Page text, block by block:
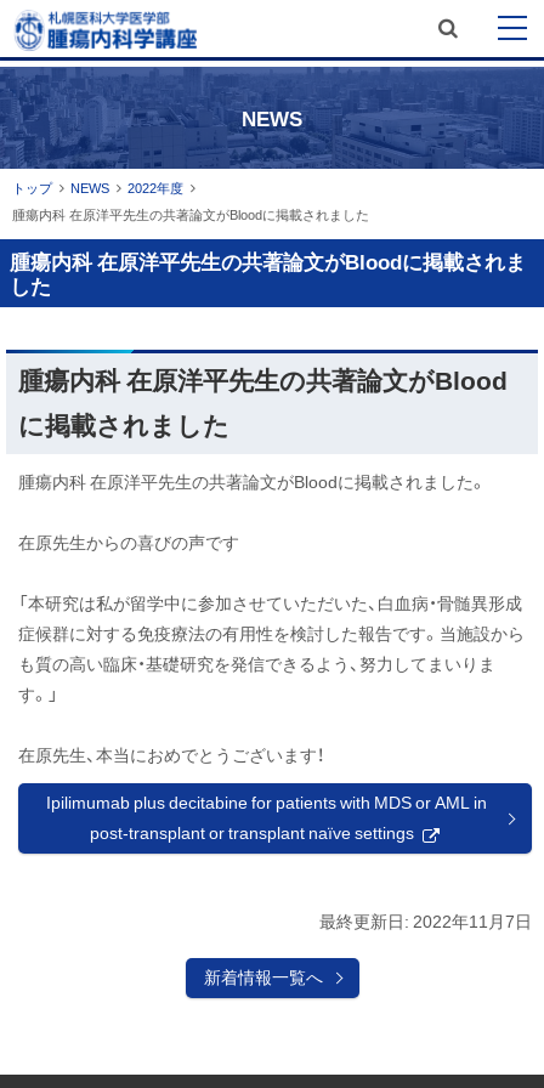
本
文
へ
メ
ニ
ュ
ー
へ
札幌医科大学医学部 内科学講座 腫
瘍内科学分野
メ
ニ
ュ
ー
開
閉
イ
ト
内
検
閉
NEWS
現
在
位
置
の
層
トップ NEWS
2022年度
腫瘍内科 在原洋平先生の共著論文がBloodに掲載されました
腫瘍内科 在原洋平先生の共著論文がBloodに掲載されま
した
ペ
ー
内
次
腫瘍
在原
洋平
先生
著論
Blood
に掲
載さ
腫瘍内科 在原洋平先生の共著論文がBlood
に掲載されました
腫瘍内科 在原洋平先生の共著論文がBloodに掲載されました。
在原先生からの喜びの声です
「本研究は私が留学中に参加させていただいた、白血病・骨髄異形成
症候群に対する免疫療法の有用性を検討した報告です。当施設から
も質の高い臨床・基礎研究を発信できるよう、努力してまいりま
す。」
在原先生、本当におめでとうございます！
Ipilimumab plus decitabine for patients with MDS or AML in
post-transplant or transplant naïve settings
外
イ
ト
最終更新日: 2022年11月7日
新着情報一覧へ